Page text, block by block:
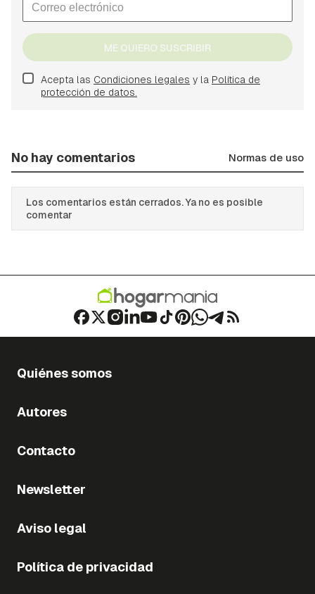
ME QUIERO SUSCRIBIR
Acepta las Condiciones legales y la Política de
protección de datos.
No hay comentarios Normas de uso
Los comentarios están cerrados. Ya no es posible
comentar
Quiénes somos
Autores
Contacto
Newsletter
Aviso legal
Política de privacidad